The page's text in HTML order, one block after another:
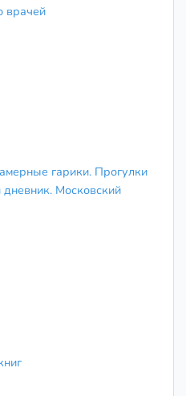
врачей
гарики. Прогулки
Московский